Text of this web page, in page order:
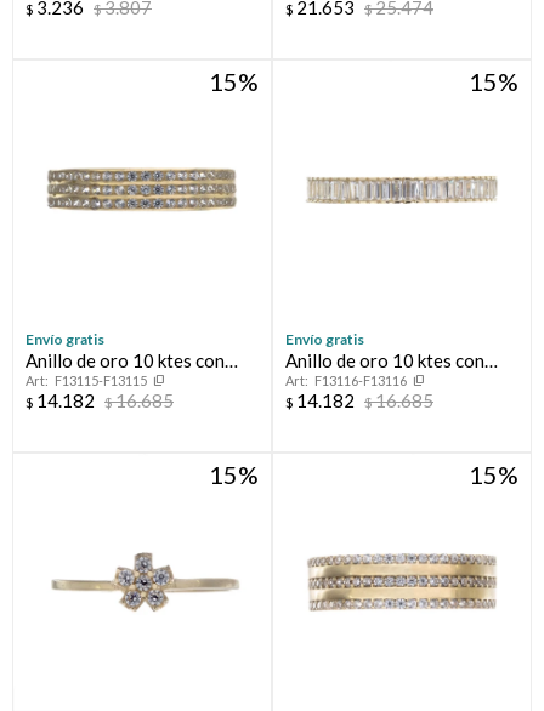
$ 3.236 $3.807 $ 21.653 $25.474
15
Envío gratis
Anillo de oro 10 ktes con
circonias, MEDIO SIN FIN.
F13115-F13115
$ 14.182 $16.685
15
Envío gratis
Anillo de oro 10 ktes con
circonias, MEDIO SIN FIN.
F13116-F13116
$ 14.182 $16.685
15 15